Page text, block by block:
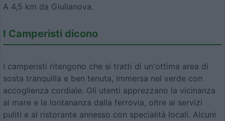
A 4,5 km da Giulianova.
I Camperisti dicono
I camperisti ritengono che si tratti di un'ottima area di
sosta tranquilla e ben tenuta, immersa nel verde con
accoglienza cordiale. Gli utenti apprezzano la vicinanza
al mare e la lontananza dalla ferrovia, oltre ai servizi
puliti e al ristorante annesso con specialità locali. Alcuni